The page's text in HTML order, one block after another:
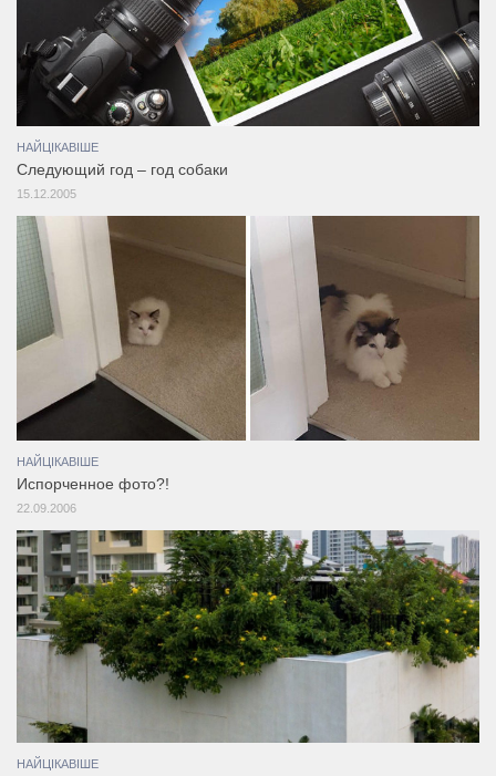
НАЙЦІКАВІШЕ
Следующий год – год собаки
15.12.2005
НАЙЦІКАВІШЕ
Испорченное фото?!
22.09.2006
НАЙЦІКАВІШЕ